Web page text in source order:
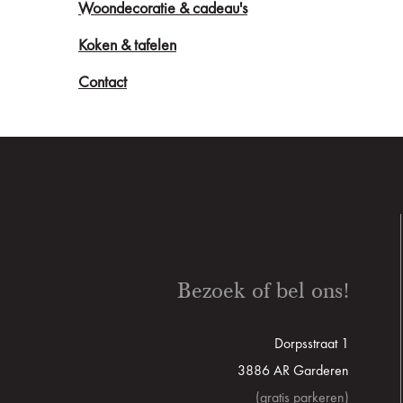
Woondecoratie & cadeau's
Koken & tafelen
Contact
Bezoek of bel ons!
Dorpsstraat 1
3886 AR Garderen
(gratis parkeren)